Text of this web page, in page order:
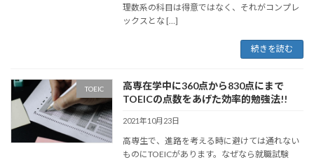
理数系の科目は得意ではなく、それがコンプレ
ックスとな […]
続きを読む
TOEIC
高専在学中に360点から830点にまで
TOEICの点数をあげた効率的勉強法!!
2021年10月23日
高専生で、進路を考える時に避けては通れない
ものにTOEICがあります。なぜなら就職試験